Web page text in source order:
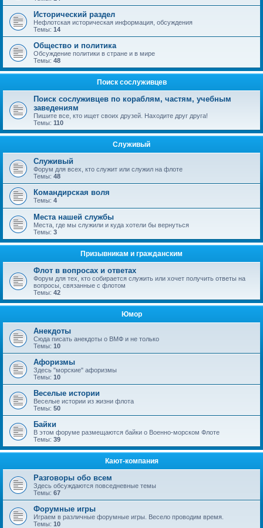
Исторический раздел
Нефлотская историческая информация, обсуждения
Темы: 14
Общество и политика
Обсуждение политики в стране и в мире
Темы: 48
Поиск сослуживцев
Поиск сослуживцев по кораблям, частям, учебным
заведениям
Пишите все, кто ищет своих друзей. Находите друг друга!
Темы: 110
Служивый
Служивый
Форум для всех, кто служит или служил на флоте
Темы: 48
Командирская воля
Темы: 4
Места нашей службы
Места, где мы служили и куда хотели бы вернуться
Темы: 3
Призывникам и гражданским
Флот в вопросах и ответах
Форум для тех, кто собирается служить или хочет получить ответы на
вопросы, связанные с флотом
Темы: 42
Юмор
Анекдоты
Сюда писать анекдоты о ВМФ и не только
Темы: 10
Афоризмы
Здесь "морские" афоризмы
Темы: 10
Веселые истории
Веселые истории из жизни флота
Темы: 50
Байки
В этом форуме размещаются байки о Военно-морском Флоте
Темы: 39
Кают-компания
Разговоры обо всем
Здесь обсуждаются повседневные темы
Темы: 67
Форумные игры
Играем в различные форумные игры. Весело проводим время.
Темы: 10